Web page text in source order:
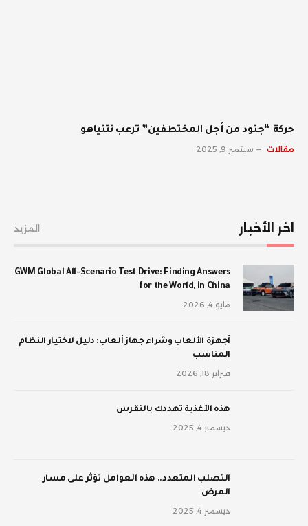
حركة “جنود من أجل المختطفين” ترعب نتنياهو
مقالات سبتمبر 9, 2025
اخر الأخبار المزيد
GWM Global All-Scenario Test Drive: Finding Answers
for the World, in China
مايو 4, 2026
أجهزة الألعاب وشراء جهاز ألعاب: دليل لاختيار النظام
المناسب
فبراير 18, 2026
‫هذه الأغذية تهددك بالنقرس
ديسمبر 4, 2025
‫التصلب المتعدد.. هذه العوامل تؤثر على مسار
المرض
ديسمبر 4, 2025